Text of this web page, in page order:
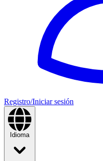
Registro/Iniciar sesión
Idioma